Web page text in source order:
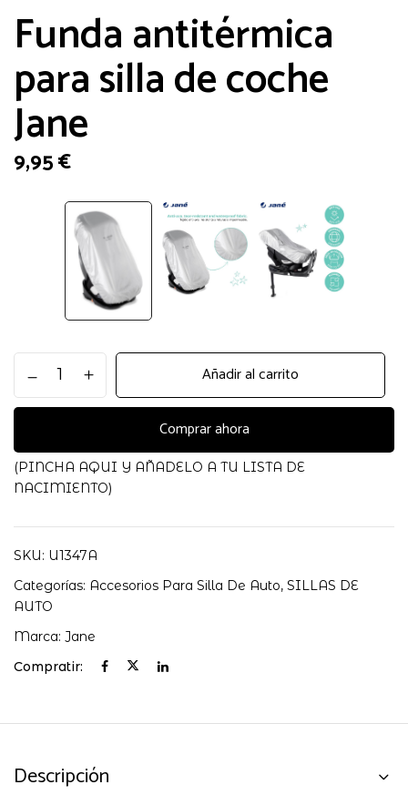
Funda antitérmica
para silla de coche
Jane
9,95€
antitérmica
para
de
coche
Jane
Añadir al carrito
Comprar ahora
(PINCHA AQUI Y AÑADELO A TU LISTA DE
NACIMIENTO)
SKU: U1347A
Categorías: Accesorios Para Silla De Auto, SILLAS DE
AUTO
Marca: Jane
Compratir:
Descripción